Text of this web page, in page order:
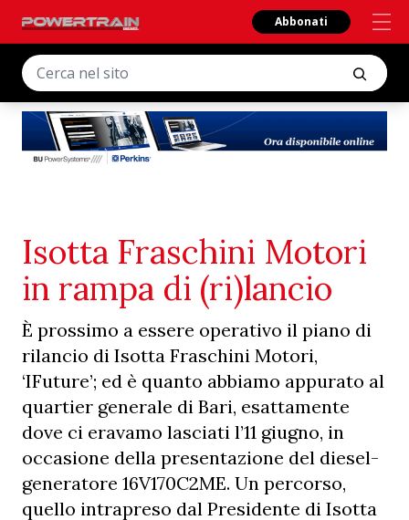
Abbonati
Isotta Fraschini Motori
in rampa di (ri)lancio
È prossimo a essere operativo il piano di
rilancio di Isotta Fraschini Motori,
‘IFuture’; ed è quanto abbiamo appurato al
quartier generale di Bari, esattamente
dove ci eravamo lasciati l’11 giugno, in
occasione della presentazione del diesel-
generatore 16V170C2ME. Un percorso,
quello intrapreso dal Presidente di Isotta